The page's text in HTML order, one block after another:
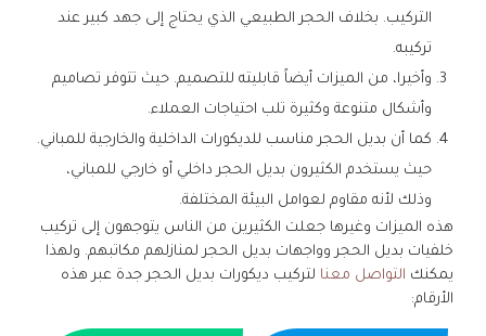
التركيب. بخلاف الحجر الطبيعي الذي يحتاج إلى جهد كبير عند
تركيبه.
وأخيرا، من الميزات أيضاً قابليته للتصميم. حيث تتوفر تصاميم
وأشكال متنوعة وكثيرة تلب احتياجات العملاء.
كما أن بديل الحجر مناسب للديكورات الداخلية والخارجية للمباني.
حيث يستخدم الكثيرون بديل الحجر داخلي أو خارجي للمباني،
وذلك لأنه مقاوم لعوامل البيئة المختلفة.
هذه الميزات وغيرها جعلت الكثيرين من الناس يتوجهون إلى تركيب
خلفيات بديل الحجر وواجهات بديل الحجر لمنازلهم مكاتبهم. ولهذا
يمكنك التواصل معنا لتركيب ديكورات بديل الحجر جدة عبر هذه
الأرقام: